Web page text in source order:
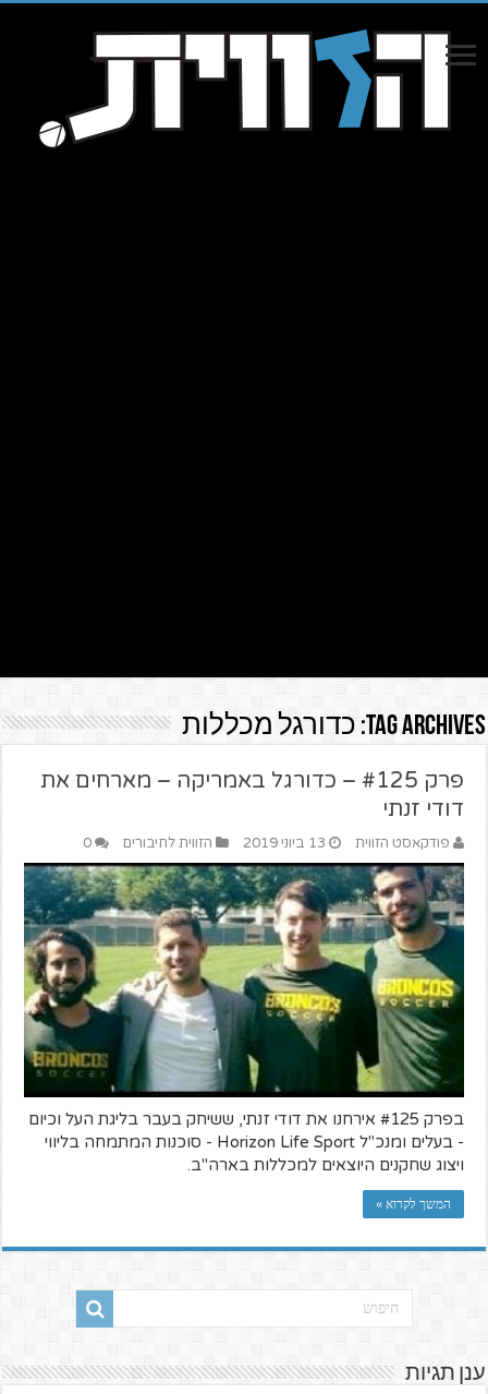
Tag Archives: כדורגל מכללות
פרק #125 – כדורגל באמריקה – מארחים את
דודי זנתי
פודקאסט הזווית 13 ביוני 2019 הזווית לחיבורים 0
בפרק #125 אירחנו את דודי זנתי, ששיחק בעבר בליגת העל וכיום
- בעלים ומנכ"ל Horizon Life Sport - סוכנות המתמחה בליווי
ויצוג שחקנים היוצאים למכללות בארה"ב.
המשך לקרוא »
ענן תגיות